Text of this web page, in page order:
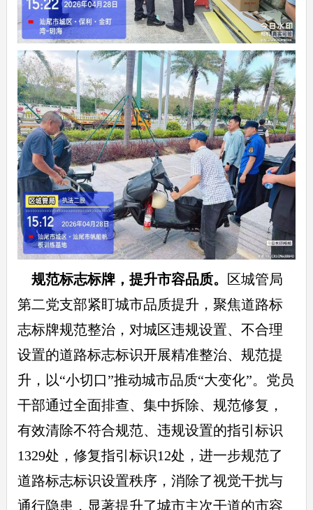
规范标志标牌，提升市容品质。 区城管局
第二党支部紧盯城市品质提升，聚焦道路标
志标牌规范整治，对城区违规设置、不合理
设置的道路标志标识开展精准整治、规范提
升，以“小切口”推动城市品质“大变化”。党员
干部通过全面排查、集中拆除、规范修复，
有效清除不符合规范、违规设置的指引标识
1329处，修复指引标识12处，进一步规范了
道路标志标识设置秩序，消除了视觉干扰与
通行隐患，显著提升了城市主次干道的市容